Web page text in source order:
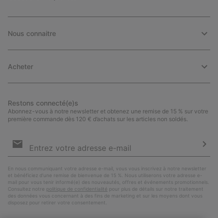
Nous connaitre
Acheter
Restons connecté(e)s
Abonnez-vous à notre newsletter et obtenez une remise de 15 % sur votre
première commande dès 120 € d’achats sur les articles non soldés.
par
En nous communiquant votre adresse e-mail, vous vous inscrivez à notre newsletter
et bénéficiez d’une remise de bienvenue de 15 %. Nous utiliserons votre adresse e-
mail pour vous tenir informé(e) des nouveautés, offres et événements promotionnels.
Consultez notre politique de confidentialité pour plus de détails sur notre traitement
des données vous concernant à des fins de marketing et sur les moyens dont vous
disposez pour retirer votre consentement.